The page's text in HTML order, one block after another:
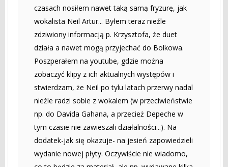
czasach nosiłem nawet taką samą fryzurę, jak
wokalista Neil Artur... Byłem teraz nieźle
zdziwiony informacją p. Krzysztofa, że duet
działa a nawet mogą przyjechać do Bolkowa.
Poszperałem na youtube, gdzie można
zobaczyć klipy z ich aktualnych występów i
stwierdzam, że Neil po tylu latach przerwy nadal
nieźle radzi sobie z wokalem (w przeciwieństwie
np. do Davida Gahana, a przecież Depeche w
tym czasie nie zawieszali działalności...). Na
dodatek-jak się okazuje- na jesień zapowiedzieli
wydanie nowej płyty. Oczywiście nie wiadomo,